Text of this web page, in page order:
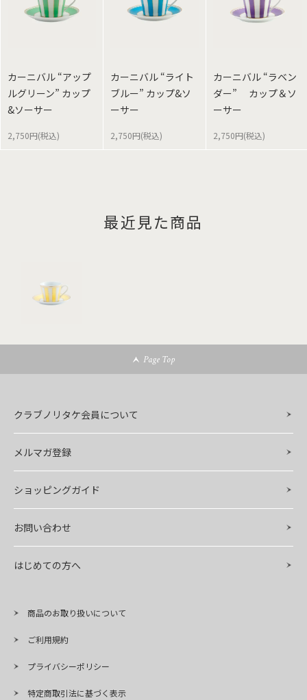
カーニバル “アップ
ルグリーン” カップ
&ソーサー
2,750円(税込)
カーニバル “ライト
ブルー” カップ&ソ
ーサー
2,750円(税込)
カーニバル “ラベン
ダー” カップ＆ソ
ーサー
2,750円(税込)
最近見た商品
Page Top
クラブノリタケ会員について
メルマガ登録
ショッピングガイド
お問い合わせ
はじめての方へ
商品のお取り扱いについて
ご利用規約
プライバシーポリシー
特定商取引法に基づく表示